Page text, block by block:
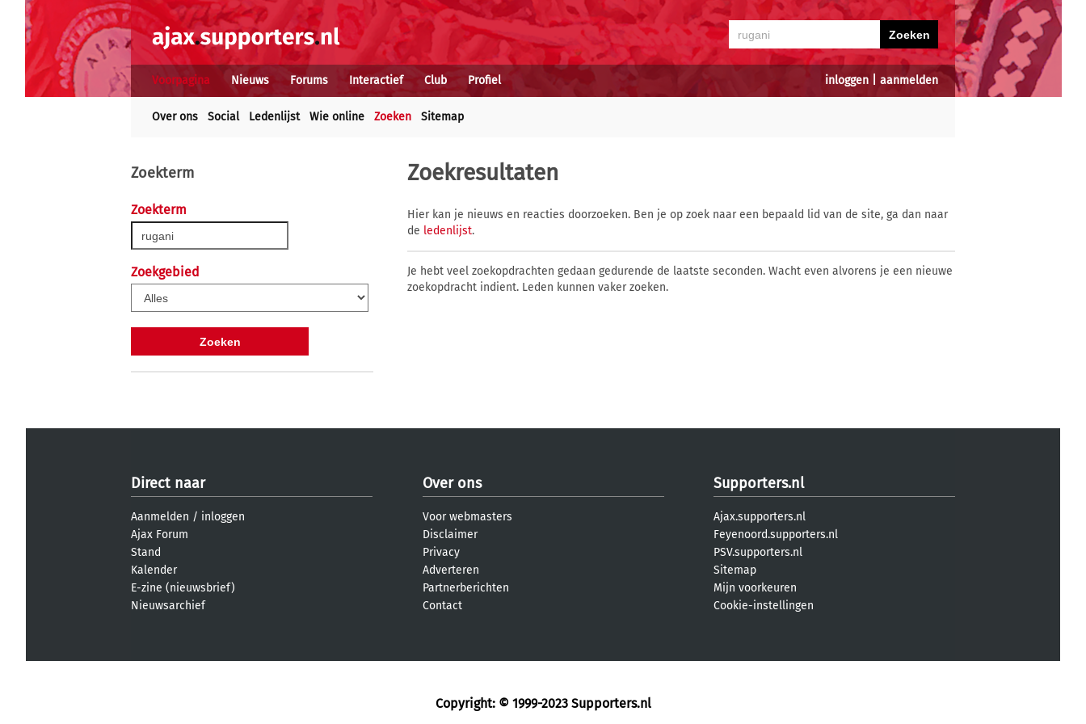
inloggen aanmelden
Voorpagina Nieuws Forums Interactief Club Profiel
Over ons Social Ledenlijst Wie online Zoeken Sitemap
Zoekterm
Zoekterm
Zoekgebied
Zoekresultaten
Hier kan je nieuws en reacties doorzoeken. Ben je op zoek naar een bepaald lid van de site, ga dan naar
de ledenlijst.
Je hebt veel zoekopdrachten gedaan gedurende de laatste seconden. Wacht even alvorens je een nieuwe
zoekopdracht indient. Leden kunnen vaker zoeken.
Direct naar
Aanmelden / inloggen
Ajax Forum
Stand
Kalender
E-zine (nieuwsbrief)
Nieuwsarchief
Over ons
Voor webmasters
Disclaimer
Privacy
Adverteren
Partnerberichten
Contact
Supporters.nl
Ajax.supporters.nl
Feyenoord.supporters.nl
PSV.supporters.nl
Sitemap
Mijn voorkeuren
Cookie-instellingen
Copyright: © 1999-2023 Supporters.nl